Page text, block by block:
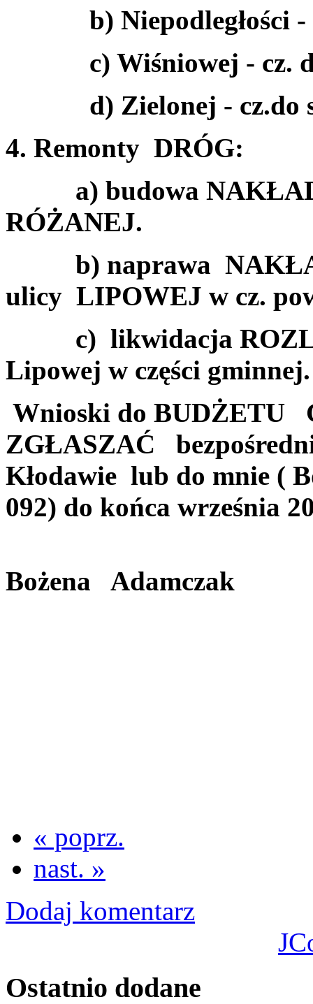
b) Niepodległości -
c) Wiśniowej - cz.
d) Zielonej - cz.do
4. Remonty DRÓG:
a) budowa
RÓŻANEJ.
b) naprawa
ulicy LIPOWEJ w cz.
c) likwidacja
Lipowej w części gminnej.
Wnioski do
ZGŁASZAĆ
Kłodawie lub do mnie (
092) do końca września
Bożena Adamczak
« poprz.
nast. »
Dodaj komentarz
Ostatnio dodane